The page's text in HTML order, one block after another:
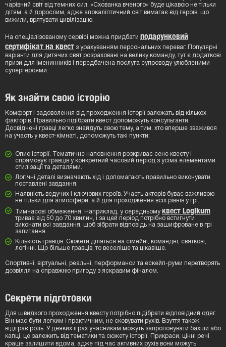
чарівний світ від темних сил. «Схованка вченого» буде цікавою не тільки
дітям, а й дорослим, адже апокаліптичний світ вимагає від героїв, що
вижили, врятувати цивілізацію.
На спеціалізованому сервісі можна придбати подарунковий
сертифікат на квест з урахуванням персональних переваг. Популярні
варіанти для дитячих свят розраховані на велику команду, тут є додаткові
призи для іменинників і передбачена послуга супроводу улюбленими
супергероями.
Як знайти свою історію
Комфорт і задоволення від проходження історії залежать від кількох
факторів. Правильно підібрати квест допоможуть консультанти.
Досвідчені гравці легко знайдуть свою тему, а тим, хто вперше зважився
на участь у квест-кімнаті, допоможуть такі пункти:
Опис історії. Тематичне наповнення розкриває сенс квесту і
спрямовує гравців у конкретний часовий період з усіма елементами
стилізації та деталями.
Логічні деталі визначають хід і допомагають правильно виконувати
поставлені завдання.
Наявність ведучих і ключових героїв. Участь акторів буває важливою
не тільки для атмосфери, а й для проходження всіх рівнів у грі.
Тимчасові обмеження. Наприклад, у середньому квест Logikum
триває від 50 до 70 хвилин, і за цей період потрібно встигнути
виконати всі завдання, щоб зібрати відповідь на зашифроване в грі
запитання.
Кількість гравців. Сюжети діляться на сімейні, командні, святкові,
логічні. Що більше гравців, то веселіше та цікавіше.
Спортивні, віртуальні, реальні, перформанси та ескейп-руми перетворять
дозвілля на справжню пригоду з яскравим фіналом.
Секрети підготовки
Для швидкого проходження квесту потрібно підібрати відповідний одяг.
Він має бути легким і практичним, не сковувати рухів. Взуття також
відіграє роль. У деяких іграх учасникам можуть запропонувати бахіли або
капці, це залежить від тематики та сюжету історії. Прикраси, цінні речі
краще залишити вдома, адже під час активних рухів вони можуть